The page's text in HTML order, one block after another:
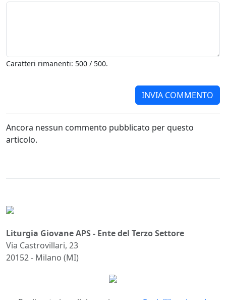
Caratteri rimanenti: 500 / 500.
Ancora nessun commento pubblicato per questo
articolo.
Liturgia Giovane APS - Ente del Terzo Settore
Via Castrovillari, 23
20152 - Milano (MI)